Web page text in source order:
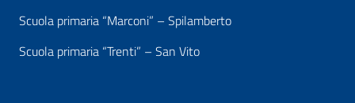
Scuola primaria “Marconi” – Spilamberto
Scuola primaria “Trenti” – San Vito